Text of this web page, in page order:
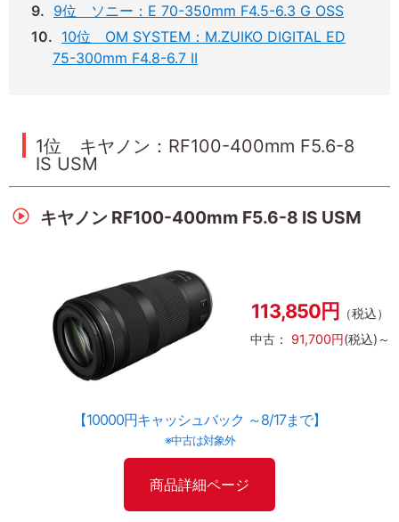
9位 ソニー：E 70-350mm F4.5-6.3 G OSS
10位 OM SYSTEM：M.ZUIKO DIGITAL ED
75-300mm F4.8-6.7 II
1位 キヤノン：RF100-400mm F5.6-8
IS USM
キヤノン RF100-400mm F5.6-8 IS USM
113,850円 （税込）
中古： 91,700円(税込)～
【10000円キャッシュバック ～8/17まで】
※中古は対象外
商品詳細ページ